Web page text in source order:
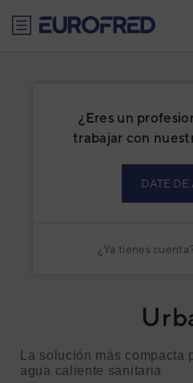
¿Eres un
trabajar con
DATE DE
¿Ya tienes
La solución más
agua caliente sanitaria